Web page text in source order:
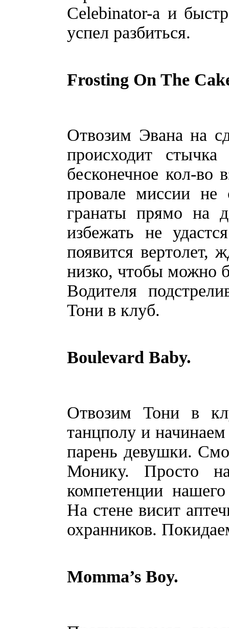
Celebinator-а и
успел разбиться.
Frosting On The
Отвозим Эвана на
происходит
бесконечное кол-во
провале миссии не
гранаты прямо на
избежать не
появится вертолет,
низко, чтобы можно
Водителя
Тони в клуб.
Boulevard Baby.
Отвозим Тони в
танцполу и
парень девушки.
Монику. Просто
компетенции
На стене висит
охранников.
Momma’s Boy.